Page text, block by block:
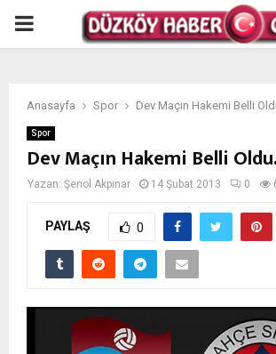
PRIMARY
Anasayfa Spor Dev Maçın Hakemi Belli
Spor
Dev Maçın Hakemi Belli
Yazan: Şenol Akpınar 14 Şubat 2013 0
PAYLAŞ 0